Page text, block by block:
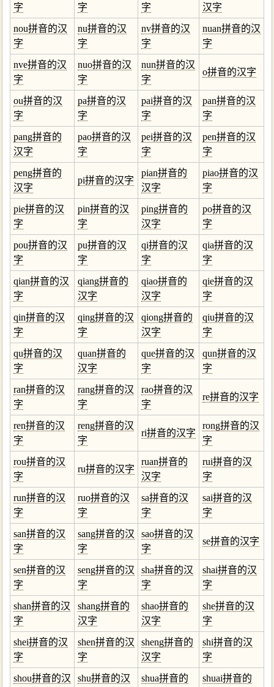
字 字 字 汉字
nou拼音的汉
字
nu拼音的汉
字
nv拼音的汉
字
nuan拼音的汉
字
nve拼音的汉
字
nuo拼音的汉
字
nun拼音的汉
字
o拼音的汉字
ou拼音的汉
字
pa拼音的汉
字
pai拼音的汉
字
pan拼音的汉
字
pang拼音的
汉字
pao拼音的汉
字
pei拼音的汉
字
pen拼音的汉
字
peng拼音的
汉字
pi拼音的汉字
pian拼音的
汉字
piao拼音的汉
字
pie拼音的汉
字
pin拼音的汉
字
ping拼音的
汉字
po拼音的汉
字
pou拼音的汉
字
pu拼音的汉
字
qi拼音的汉
字
qia拼音的汉
字
qian拼音的汉
字
qiang拼音的
汉字
qiao拼音的
汉字
qie拼音的汉
字
qin拼音的汉
字
qing拼音的汉
字
qiong拼音的
汉字
qiu拼音的汉
字
qu拼音的汉
字
quan拼音的
汉字
que拼音的汉
字
qun拼音的汉
字
ran拼音的汉
字
rang拼音的汉
字
rao拼音的汉
字
re拼音的汉字
ren拼音的汉
字
reng拼音的汉
字
ri拼音的汉字
rong拼音的汉
字
rou拼音的汉
字
ru拼音的汉字
ruan拼音的
汉字
rui拼音的汉
字
run拼音的汉
字
ruo拼音的汉
字
sa拼音的汉
字
sai拼音的汉
字
san拼音的汉
字
sang拼音的汉
字
sao拼音的汉
字
se拼音的汉字
sen拼音的汉
字
seng拼音的汉
字
sha拼音的汉
字
shai拼音的汉
字
shan拼音的汉
字
shang拼音的
汉字
shao拼音的
汉字
she拼音的汉
字
shei拼音的汉
字
shen拼音的汉
字
sheng拼音的
汉字
shi拼音的汉
字
shou拼音的汉
shu拼音的汉
shua拼音的
shuai拼音的